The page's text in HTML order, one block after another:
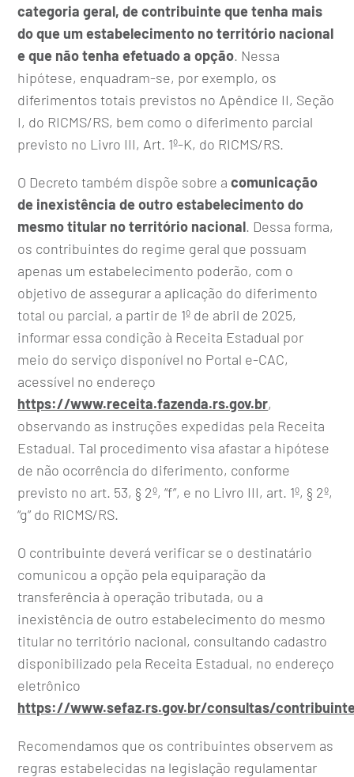
categoria geral, de contribuinte que tenha mais
do que um estabelecimento no território nacional
e que não tenha efetuado a opção. Nessa
hipótese, enquadram-se, por exemplo, os
diferimentos totais previstos no Apêndice II, Seção
I, do RICMS/RS, bem como o diferimento parcial
previsto no Livro III, Art. 1º-K, do RICMS/RS.
O Decreto também dispõe sobre acomunicação
de inexistência de outro estabelecimento do
mesmo titular no território nacional. Dessa forma,
os contribuintes do regime geral que possuam
apenas um estabelecimento poderão, com o
objetivo de assegurar a aplicação do diferimento
total ou parcial, a partir de 1º de abril de 2025,
informar essa condição à Receita Estadual por
meio do serviço disponível no Portal e-CAC,
acessível no endereço
https://www.receita.fazenda.rs.gov.br,
observando as instruções expedidas pela Receita
Estadual. Tal procedimento visa afastar a hipótese
de não ocorrência do diferimento, conforme
previsto no art. 53, § 2º, “f”, e no Livro III, art. 1º, § 2º,
“g” do RICMS/RS.
O contribuinte deverá verificar se o destinatário
comunicou a opção pela equiparação da
transferência à operação tributada, ou a
inexistência de outro estabelecimento do mesmo
titular no território nacional, consultando cadastro
disponibilizado pela Receita Estadual, no endereço
eletrônico
https://www.sefaz.rs.gov.br/consultas/
Recomendamos que os contribuintes observem as
regras estabelecidas na legislação regulamentar